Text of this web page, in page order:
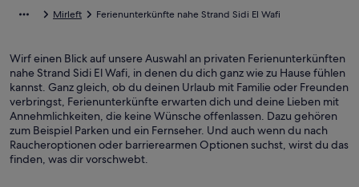
Mirleft Ferienunterkünfte nahe Strand Sidi El Wafi
Wirf einen Blick auf unsere Auswahl an privaten Ferienunterkünften
nahe Strand Sidi El Wafi, in denen du dich ganz wie zu Hause fühlen
kannst. Ganz gleich, ob du deinen Urlaub mit Familie oder Freunden
verbringst, Ferienunterkünfte erwarten dich und deine Lieben mit
Annehmlichkeiten, die keine Wünsche offenlassen. Dazu gehören
zum Beispiel Parken und ein Fernseher. Und auch wenn du nach
Raucheroptionen oder barrierearmen Optionen suchst, wirst du das
finden, was dir vorschwebt.